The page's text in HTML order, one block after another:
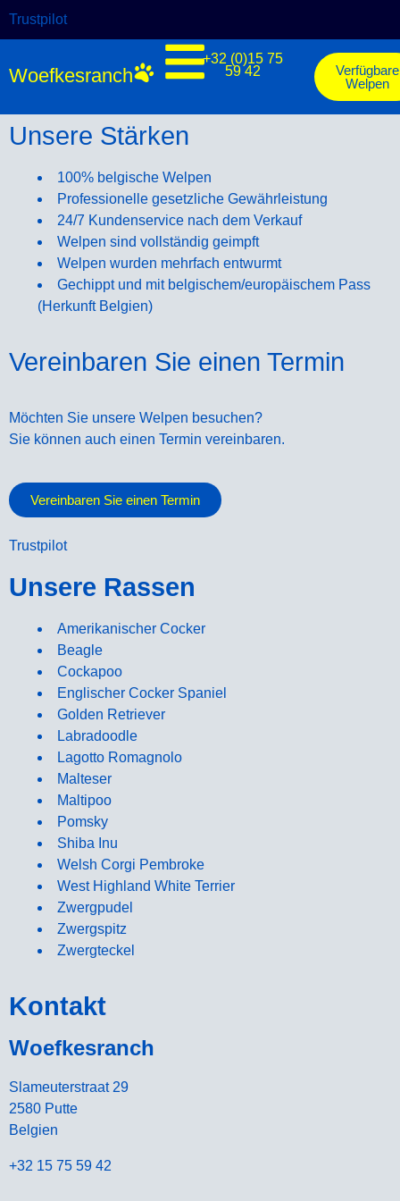
Trustpilot
Woefkesranch
+32 (0)15 75
59 42
Verfügbare
Welpen
Unsere Stärken
100% belgische Welpen
Professionelle gesetzliche Gewährleistung
24/7 Kundenservice nach dem Verkauf
Welpen sind vollständig geimpft
Welpen wurden mehrfach entwurmt
Gechippt und mit belgischem/europäischem Pass
(Herkunft Belgien)
Vereinbaren Sie einen Termin
Möchten Sie unsere Welpen besuchen?
Sie können auch einen Termin vereinbaren.
Vereinbaren Sie einen Termin
Trustpilot
Unsere Rassen
Amerikanischer Cocker
Beagle
Cockapoo
Englischer Cocker Spaniel
Golden Retriever
Labradoodle
Lagotto Romagnolo
Malteser
Maltipoo
Pomsky
Shiba Inu
Welsh Corgi Pembroke
West Highland White Terrier
Zwergpudel
Zwergspitz
Zwergteckel
Kontakt
Woefkesranch
Slameuterstraat 29
2580 Putte
Belgien
+32 15 75 59 42